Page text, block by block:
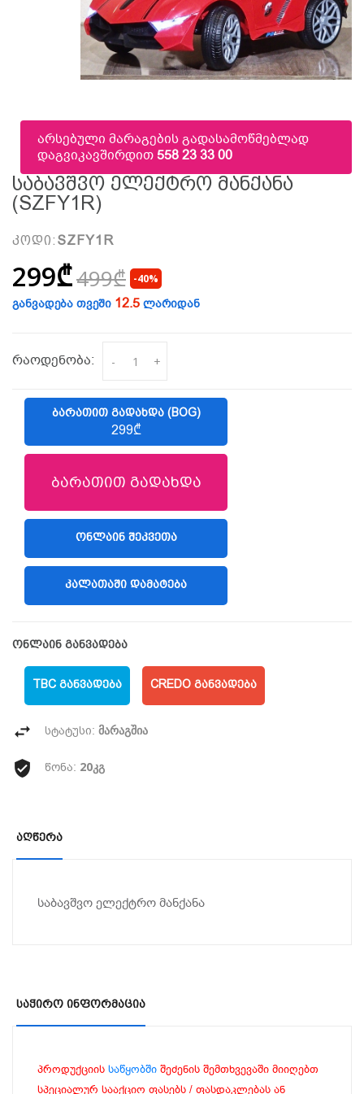
არსებული მარაგების გადასამოწმებლად
დაგვიკავშირდით558 23 33 00
Საბავშვო Ელექტრო Მანქანა
(SZFY1R)
კოდი: SZFY1R
299₾499₾ -40%
განვადება თვეში 12.5 ლარიდან
რაოდენობა: - +
ᲑᲐᲠᲐᲗᲘᲗ ᲒᲐᲓᲐᲮᲓᲐ (BOG)
299₾
ბარათით გადახდა
(LIBERTY)
ᲝᲜᲚᲐᲘᲜ ᲨᲔᲙᲕᲔᲗᲐ
ᲙᲐᲚᲐᲗᲐᲨᲘ ᲓᲐᲛᲐᲢᲔᲑᲐ
ონლაინ განვადება
TBC ᲒᲐᲜᲕᲐᲓᲔᲑᲐ CREDO ᲒᲐᲜᲕᲐᲓᲔᲑᲐ
სტატუსი: მარაგშია
წონა: 20კგ
Აღწერა
საბავშვო ელექტრო მანქანა
Საჭირო Ინფორმაცია
პროდუქციის საწყობში შეძენის შემთხვევაში მიიღებთ
სპეციალურ სააქციო ფასებს / ფასდაკლებას ან